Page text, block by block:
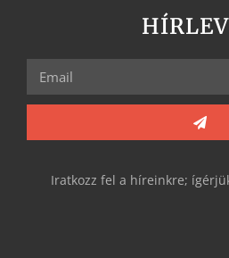
Iratkozz fel a híreinkre;